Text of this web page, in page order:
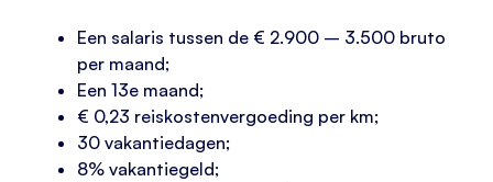
Een salaris tussen de € 2.900 – 3.500 bruto
per maand;
Een 13e maand;
€ 0,23 reiskostenvergoeding per km;
30 vakantiedagen;
8% vakantiegeld;